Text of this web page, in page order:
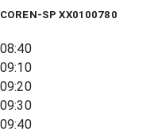
COREN-SP XX0100780
08:40
09:10
09:20
09:30
09:40